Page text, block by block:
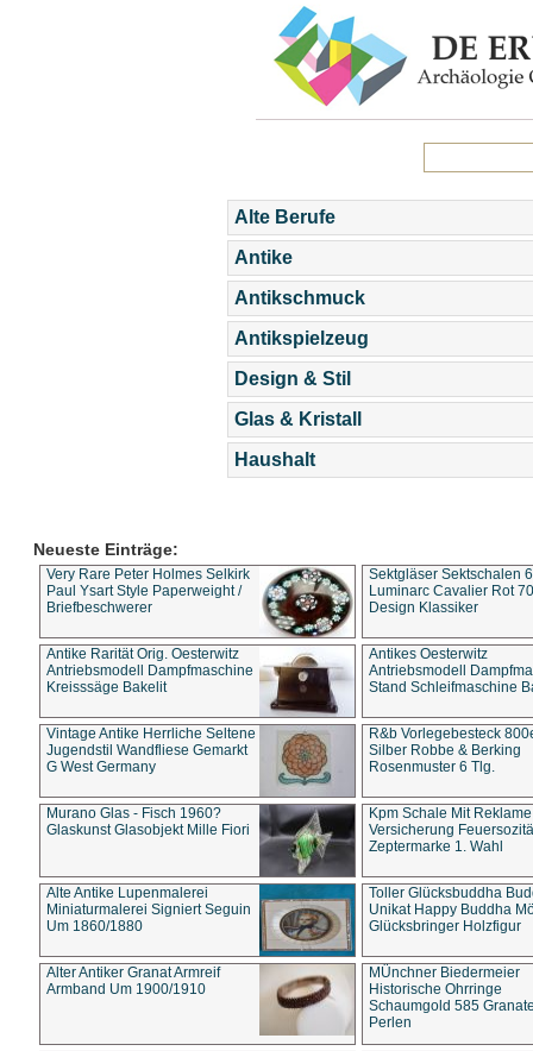
Alte Berufe
Antike
Antikschmuck
Antikspielzeug
Design & Stil
Glas & Kristall
Haushalt
Neueste Einträge:
Very Rare Peter Holmes Selkirk
Paul Ysart Style Paperweight /
Briefbeschwerer
Sektgläser Sektschalen
Luminarc Cavalier Rot
Design Klassiker
Antike Rarität Orig. Oesterwitz
Antriebsmodell Dampfmaschine
Kreisssäge Bakelit
Antikes Oesterwitz
Antriebsmodell
Stand Schleifmaschine
Vintage Antike Herrliche Seltene
Jugendstil Wandfliese Gemarkt
G West Germany
R&b Vorlegebesteck
Silber Robbe & Berking
Rosenmuster 6 Tlg.
Murano Glas - Fisch 1960?
Glaskunst Glasobjekt Mille Fiori
Kpm Schale Mit Reklame
Versicherung
Zeptermarke 1. Wahl
Alte Antike Lupenmalerei
Miniaturmalerei Signiert Seguin
Um 1860/1880
Toller Glücksbuddha
Unikat Happy Buddha
Glücksbringer Holzfigur
Alter Antiker Granat Armreif
Armband Um 1900/1910
MÜnchner Biedermeier
Historische Ohrringe
Schaumgold 585
Perlen